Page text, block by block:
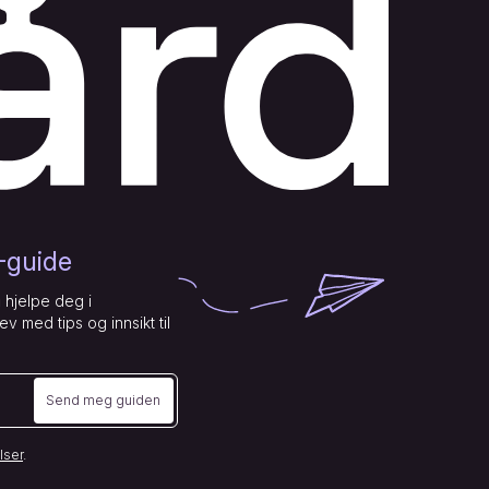
hjelpe deg i
med tips og innsikt til
Send meg guiden
.